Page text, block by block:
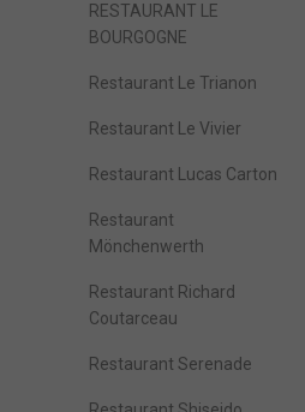
RESTAURANT LE
BOURGOGNE
Restaurant Le Trianon
Restaurant Le Vivier
Restaurant Lucas Carton
Restaurant
Mönchenwerth
Restaurant Richard
Coutarceau
Restaurant Serenade